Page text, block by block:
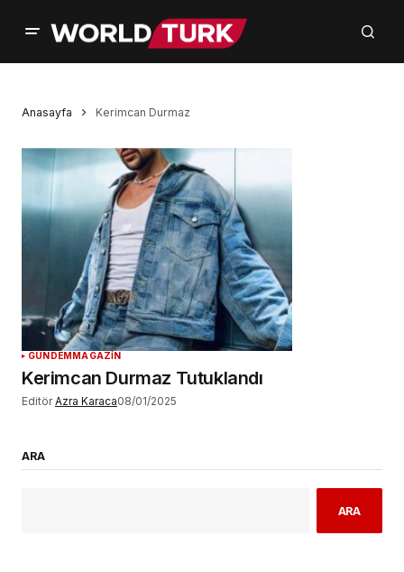
Anasayfa Kerimcan Durmaz
GÜNDEMMAGAZİN
Kerimcan Durmaz Tutuklandı
Editör Azra Karaca08/01/2025
ARA
ARA